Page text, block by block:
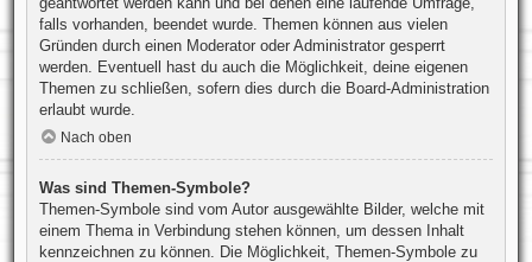
falls vorhanden, beendet wurde. Themen können aus vielen
Gründen durch einen Moderator oder Administrator gesperrt
werden. Eventuell hast du auch die Möglichkeit, deine eigenen
Themen zu schließen, sofern dies durch die Board-Administration
erlaubt wurde.
Nach oben
Was sind Themen-Symbole?
Themen-Symbole sind vom Autor ausgewählte Bilder, welche mit
einem Thema in Verbindung stehen können, um dessen Inhalt
kennzeichnen zu können. Die Möglichkeit, Themen-Symbole zu